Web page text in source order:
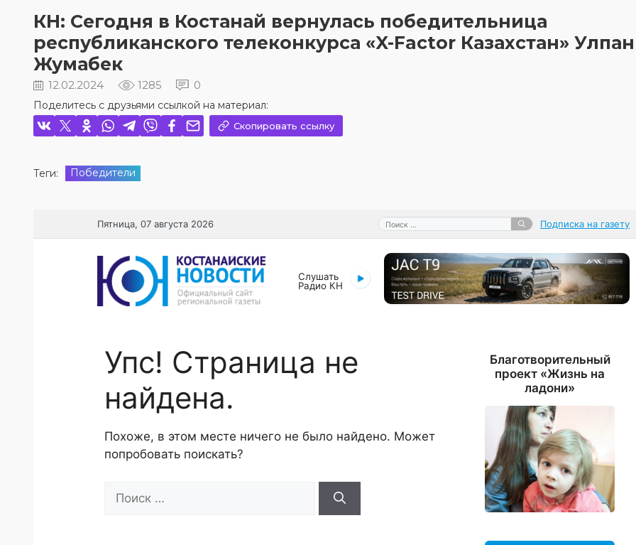
КН: Сегодня в Костанай вернулась победительница
республиканского телеконкурса «X-Factor Казахстан» Улпан
Жумабек
12.02.2024 1285 0
Поделитесь с друзьями ссылкой на материал:
Скопировать ссылку
Теги: Победители